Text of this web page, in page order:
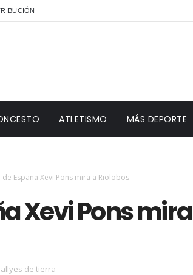
ATLETISMO MÁS DEPORTE
de España Xevi Pons mira a Riolobos
Xevi Pons mira
de tierra